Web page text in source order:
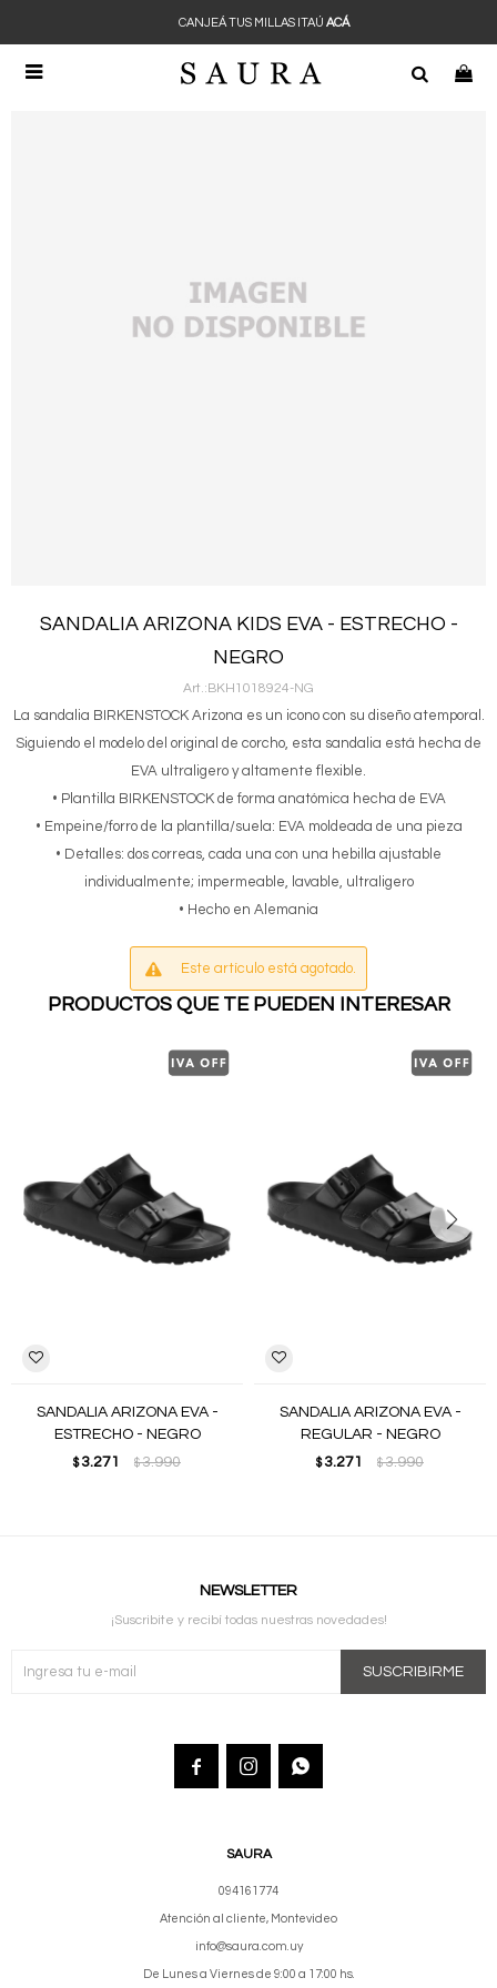

CANJEÁ TUS MILLAS ITAÚACÁ
SANDALIA ARIZONA KIDS EVA - ESTRECHO -
NEGRO
BKH1018924-NG
La sandalia BIRKENSTOCK Arizona es un icono con su diseño atemporal.
Siguiendo el modelo del original de corcho, esta sandalia está hecha de
EVA ultraligero y altamente flexible.
• Plantilla BIRKENSTOCK de forma anatómica hecha de EVA
• Empeine/forro de la plantilla/suela: EVA moldeada de una pieza
• Detalles: dos correas, cada una con una hebilla ajustable
individualmente; impermeable, lavable, ultraligero
• Hecho en Alemania
Este artículo está agotado.
PRODUCTOS QUE TE PUEDEN INTERESAR
SANDALIA ARIZONA EVA -
ESTRECHO - NEGRO
$3.271 $3.990
SANDALIA ARIZONA EVA -
REGULAR - NEGRO
$3.271 $3.990
SAURA
094161774
Atención al cliente, Montevideo
info@saura.com.uy
De Lunes a Viernes de 9:00 a 17:00 hs.
NEWSLETTER
¡Suscribite y recibí todas nuestras novedades!
SUSCRIBIRME
  